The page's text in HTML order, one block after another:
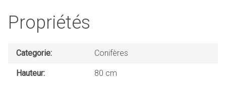
Propriétés
Categorie Conifères
Hauteur 80 cm